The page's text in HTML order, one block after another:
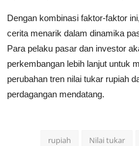
Dengan kombinasi faktor-faktor
cerita menarik dalam dinamika
Para pelaku pasar dan investor
perkembangan lebih lanjut untuk
perubahan tren nilai tukar rupiah
perdagangan mendatang.
rupiah Nilai tukar